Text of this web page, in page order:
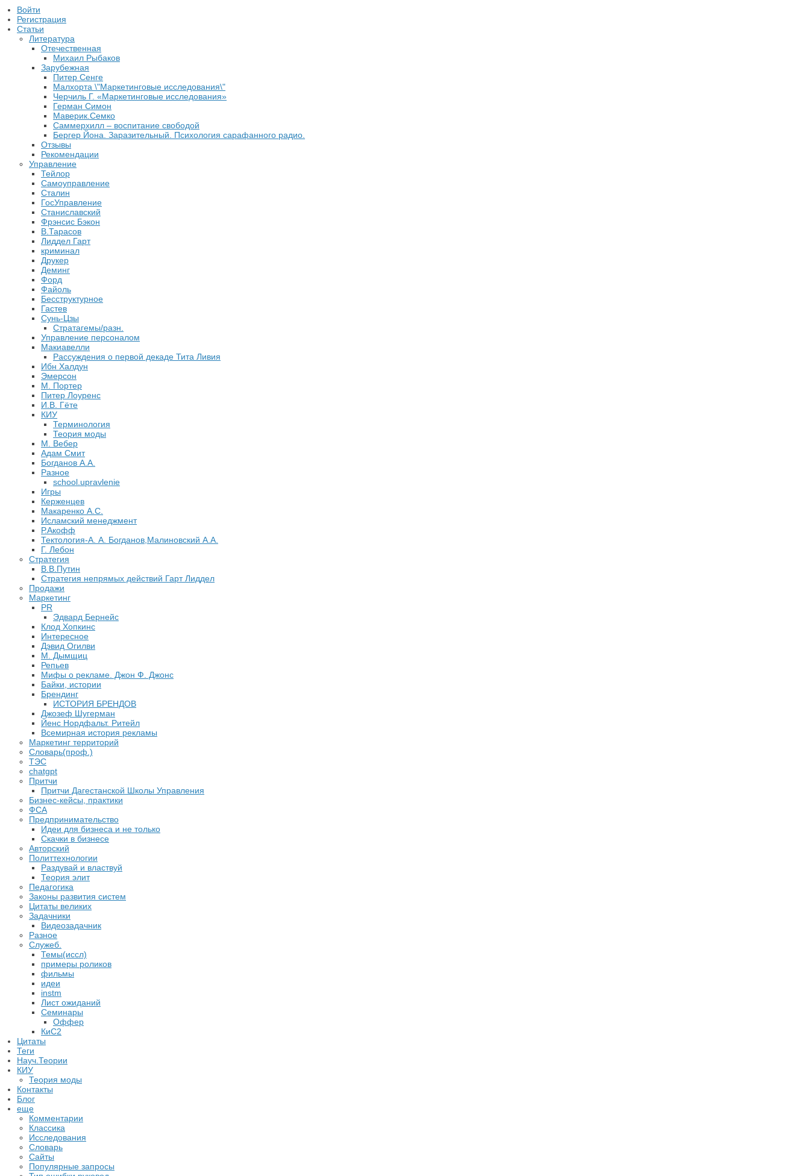
Войти
Регистрация
Статьи
Литература
Отечественная
Михаил Рыбаков
Зарубежная
Питер Сенге
Малхорта \"Маркетинговые исследования\"
Черчиль Г. «Маркетинговые исследования»
Герман Симон
Маверик.Семко
Саммерхилл – воспитание свободой
Бергер Йона. Заразительный. Психология сарафанного радио.
Отзывы
Рекомендации
Управление
Тейлор
Самоуправление
Сталин
ГосУправление
Станиславский
Фрэнсис Бэкон
В.Тарасов
Лиддел Гарт
криминал
Друкер
Деминг
Форд
Файоль
Бесструктурное
Гастев
Сунь-Цзы
Стратагемы/разн.
Управление персоналом
Макиавелли
Рассуждения о первой декаде Тита Ливия
Ибн Халдун
Эмерсон
М. Портер
Питер Лоуренс
И.В. Гёте
КИУ
Терминология
Теория моды
М. Вебер
Адам Смит
Богданов А.А.
Разное
school.upravlenie
Игры
Керженцев
Макаренко А.С.
Исламский менеджмент
Р.Акофф
Тектология-А. А. Богданов,Малиновский А.А.
​Г. Лебон
Стратегия
В.В.Путин
​Стратегия непрямых действий Гарт Лиддел
Продажи
Маркетинг
PR
Эдвард Бернейс
Клод Хопкинс
Интересное
Дэвид Огилви
М. Дымщиц
Репьев
Мифы о рекламе. Джон Ф. Джонс
Байки, истории
Брендинг
ИСТОРИЯ БРЕНДОВ
Джозеф Шугерман
​Йенс Нордфальт. Ритейл
Всемирная история рекламы
Маркетинг территорий
Словарь(проф.)
ТЭС
chatgpt
Притчи
Притчи Дагестанской Школы Управления
Бизнес-кейсы, практики
ФСА
Предпринимательство
Идеи для бизнеса и не только
Скачки в бизнесе
Авторский
Политтехнологии
Раздувай и властвуй
Теория элит
​Педагогика
Законы развития систем
Цитаты великих
Задачники
Видеозадачник
Разное
Служеб.
Темы(иссл)
примеры роликов
фильмы
идеи
instm
Лист ожиданий
Семинары
Оффер
КиС2
Цитаты
Теги
Науч.Теории
КИУ
Теория моды
Контакты
Блог
еще
Комментарии
Классика
Исследования
Словарь
Сайты
Популярные запросы